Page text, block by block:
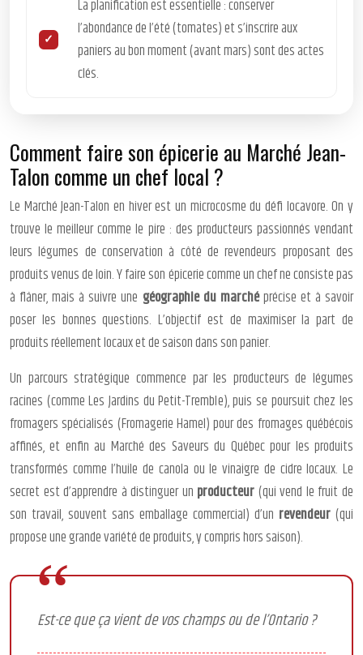
La planification est essentielle : conserver
l’abondance de l’été (tomates) et s’inscrire aux
paniers au bon moment (avant mars) sont des actes
clés.
Comment faire son épicerie au Marché Jean-
Talon comme un chef local ?
Le Marché Jean-Talon en hiver est un microcosme du défi locavore. On y
trouve le meilleur comme le pire : des producteurs passionnés vendant
leurs légumes de conservation à côté de revendeurs proposant des
produits venus de loin. Y faire son épicerie comme un chef ne consiste pas
à flâner, mais à suivre une géographie du marchéprécise et à savoir
poser les bonnes questions. L’objectif est de maximiser la part de
produits réellement locaux et de saison dans son panier.
Un parcours stratégique commence par les producteurs de légumes
racines (comme Les Jardins du Petit-Tremble), puis se poursuit chez les
fromagers spécialisés (Fromagerie Hamel) pour des fromages québécois
affinés, et enfin au Marché des Saveurs du Québec pour les produits
transformés comme l’huile de canola ou le vinaigre de cidre locaux. Le
secret est d’apprendre à distinguer un producteur(qui vend le fruit de
son travail, souvent sans emballage commercial) d’un revendeur (qui
propose une grande variété de produits, y compris hors saison).
Est-ce que ça vient de vos champs ou de l’Ontario ?